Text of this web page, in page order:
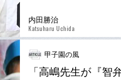
内田勝治
Katsuharu Uchida
甲子園の風
「高嶋先生が『